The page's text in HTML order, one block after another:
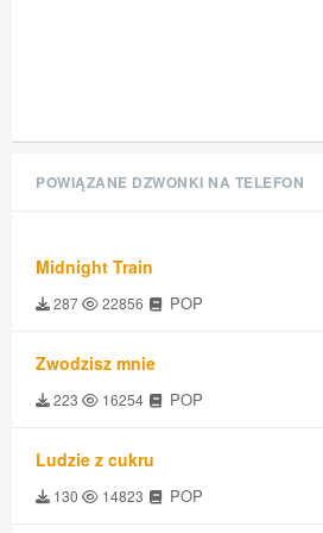
POWIĄZANE DZWONKI NA TELEFON
Midnight Train
287 22856 POP
Zwodzisz mnie
223 16254 POP
Ludzie z cukru
130 14823 POP